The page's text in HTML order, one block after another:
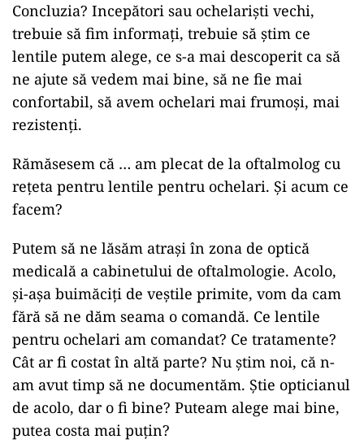
Concluzia? Incepători sau ochelariști vechi,
trebuie să fim informați, trebuie să știm ce
lentile putem alege, ce s-a mai descoperit ca să
ne ajute să vedem mai bine, să ne fie mai
confortabil, să avem ochelari mai frumoși, mai
rezistenți.
Rămăsesem că … am plecat de la oftalmolog cu
rețeta pentru lentile pentru ochelari. Și acum ce
facem?
Putem să ne lăsăm atrași în zona de optică
medicală a cabinetului de oftalmologie. Acolo,
și-așa buimăciți de veștile primite, vom da cam
fără să ne dăm seama o comandă. Ce lentile
pentru ochelari am comandat? Ce tratamente?
Cât ar fi costat în altă parte? Nu știm noi, că n-
am avut timp să ne documentăm. Știe opticianul
de acolo, dar o fi bine? Puteam alege mai bine,
putea costa mai puțin?